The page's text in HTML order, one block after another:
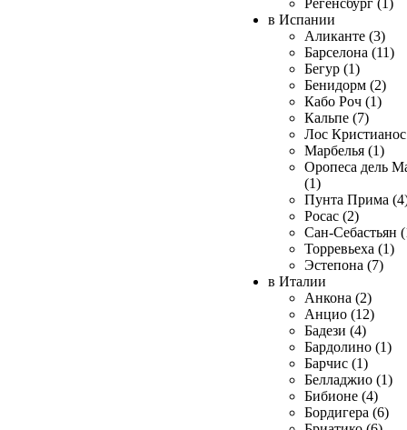
Регенсбург (1)
в Испании
Аликанте (3)
Барселона (11)
Бегур (1)
Бенидорм (2)
Кабо Роч (1)
Кальпе (7)
Лос
Марбелья (1)
Оропеса дель
(1)
Пунта Прима
Росас (2)
Сан-Себастьян
Торревьеха (1)
Эстепона (7)
в Италии
Анкона (2)
Анцио (12)
Бадези (4)
Бардолино (1)
Барчис (1)
Белладжио (1)
Бибионе (4)
Бордигера (6)